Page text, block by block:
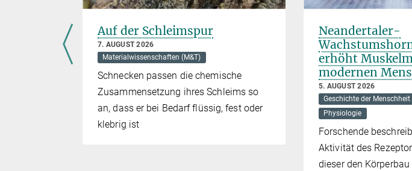
Auf der Schleimspur
7. AUGUST 2026
Materialwissenschaften (M&T)
Schnecken passen die chemische
Zusammensetzung ihres Schleims so
an, dass er bei Bedarf flüssig, fest oder
klebrig ist
Neandertaler-
erhöht
modernen
5. AUGUST 2026
Geschichte der Menschheit
Physiologie
Forschende
Aktivität des
dieser den